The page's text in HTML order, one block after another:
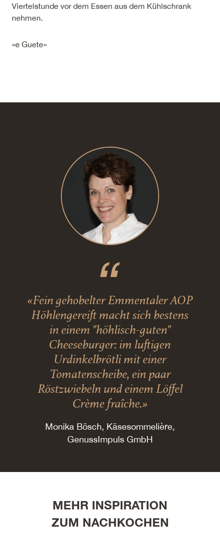
Viertelstunde vor dem Essen aus dem Kühlschrank
nehmen.
«e Guete»
«Fein gehobelter Emmentaler AOP
Höhlengereift macht sich bestens
in einem "höhlisch-guten"
Cheeseburger: im luftigen
Urdinkelbrötli mit einer
Tomatenscheibe, ein paar
Röstzwiebeln und einem Löffel
Crème fraîche.»
Monika Bösch, Käsesommelière,
GenussImpuls GmbH
MEHR INSPIRATION
ZUM NACHKOCHEN